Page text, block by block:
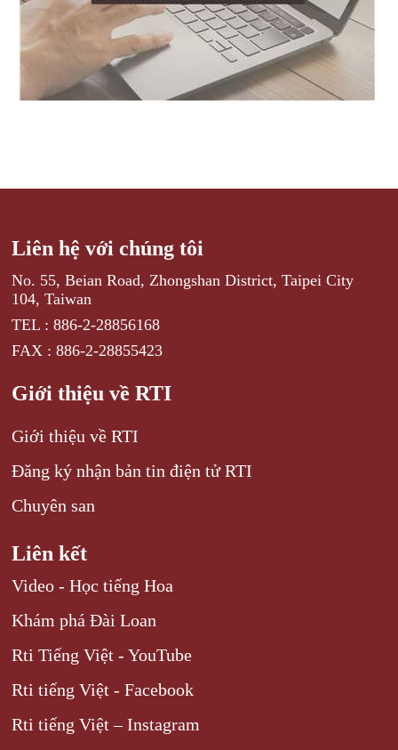
Liên hệ với chúng tôi
No. 55, Beian Road, Zhongshan District, Taipei City
104, Taiwan
TEL : 886-2-28856168
FAX : 886-2-28855423
Giới thiệu về RTI
Giới thiệu về RTI
Đăng ký nhận bản tin điện tử RTI
Chuyên san
Liên kết
Video - Học tiếng Hoa
Khám phá Đài Loan
Rti Tiếng Việt - YouTube
Rti tiếng Việt - Facebook
Rti tiếng Việt – Instagram